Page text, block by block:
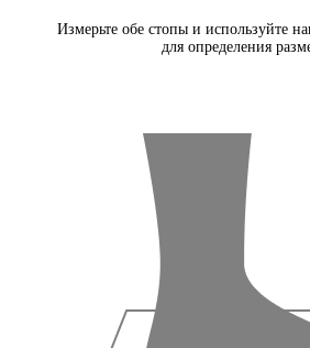
Измерьте обе стопы и используйте
для определения